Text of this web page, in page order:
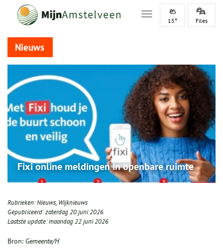
Toggle navigation
15° Files
Nieuws
Fixi online meldingen in openbare ruimte
Rubrieken:Nieuws, Wijknieuws
Gepubliceerd:zaterdag 20 juni 2026
Laatste update:maandag 22 juni 2026
Bron: Gemeente/H